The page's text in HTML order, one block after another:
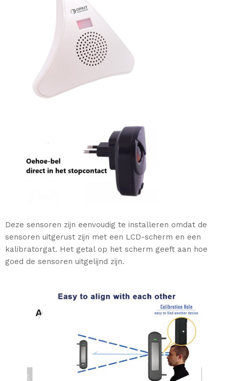
Deze sensoren zijn eenvoudig te installeren omdat de
sensoren uitgerust zijn met een LCD-scherm en een
kalibratorgat. Het getal op het scherm geeft aan hoe
goed de sensoren uitgelijnd zijn.